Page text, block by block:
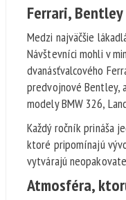
Ferrari,
Medzi najväčšie
Návštevníci mohli v
dvanásťvalcového
predvojnové Bentley,
modely BMW 326,
Každý ročník prináša
ktoré pripomínajú
vytvárajú
Atmosféra,